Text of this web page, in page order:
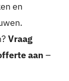
en
Vraag
aan –